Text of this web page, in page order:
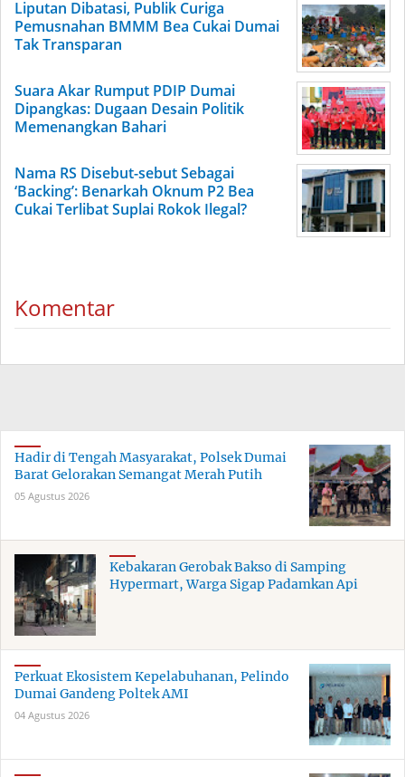
Liputan Dibatasi, Publik Curiga
Pemusnahan BMMM Bea Cukai Dumai
Tak Transparan
Suara Akar Rumput PDIP Dumai
Dipangkas: Dugaan Desain Politik
Memenangkan Bahari
Nama RS Disebut-sebut Sebagai
‘Backing’: Benarkah Oknum P2 Bea
Cukai Terlibat Suplai Rokok Ilegal?
Komentar
Hadir di Tengah Masyarakat, Polsek Dumai
Barat Gelorakan Semangat Merah Putih
05 Agustus 2026
Kebakaran Gerobak Bakso di Samping
Hypermart, Warga Sigap Padamkan Api
Perkuat Ekosistem Kepelabuhanan, Pelindo
Dumai Gandeng Poltek AMI
04 Agustus 2026